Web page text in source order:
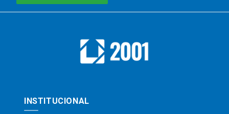
INSTITUCIONAL